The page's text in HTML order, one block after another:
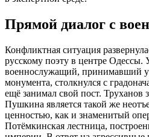
Прямой диалог с
Конфликтная ситуация
русскому поэту в центре Одессы.
военнослужащий, принимавший
монумента, столкнулся с
ещё занимал свой пост. Труханов
Пушкина является такой же
ценностью, как и знаменитый
Потёмкинская лестница,